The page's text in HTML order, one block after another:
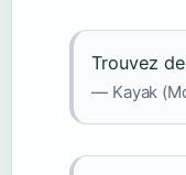
Trouvez
— Kayak